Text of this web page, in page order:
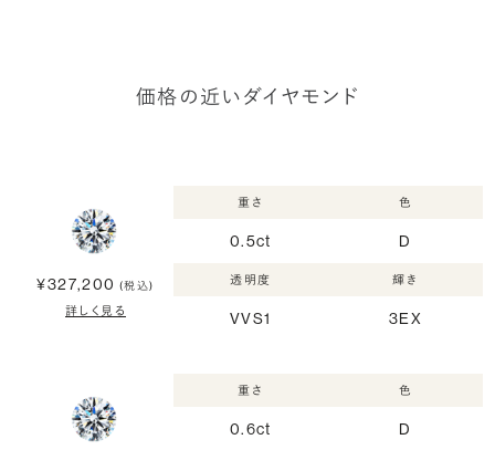
価格の近いダイヤモンド
¥327,200 (税込)
詳しく見る
重さ
0.5ct
色
D
透明度
VVS1
輝き
3EX
重さ
0.6ct
色
D